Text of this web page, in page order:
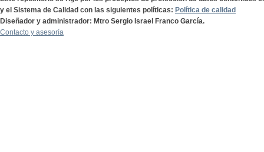
y el Sistema de Calidad con las siguientes políticas: Política de calidad
Diseñador y administrador: Mtro Sergio Israel Franco García.
Contacto y asesoría